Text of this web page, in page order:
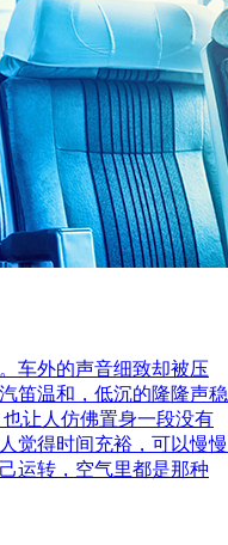
车外的声音细致却被压
笛温和，低沉的隆隆声稳
让人仿佛置身一段没有
觉得时间充裕，可以慢慢
运转，空气里都是那种